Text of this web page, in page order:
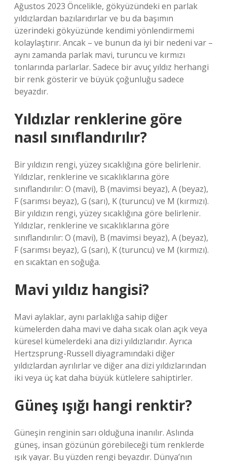
Ağustos 2023 Öncelikle, gökyüzündeki en parlak
yıldızlardan bazılarıdırlar ve bu da başımın
üzerindeki gökyüzünde kendimi yönlendirmemi
kolaylaştırır. Ancak – ve bunun da iyi bir nedeni var –
aynı zamanda parlak mavi, turuncu ve kırmızı
tonlarında parlarlar. Sadece bir avuç yıldız herhangi
bir renk gösterir ve büyük çoğunluğu sadece
beyazdır.
Yıldızlar renklerine göre
nasıl sınıflandırılır?
Bir yıldızın rengi, yüzey sıcaklığına göre belirlenir.
Yıldızlar, renklerine ve sıcaklıklarına göre
sınıflandırılır: O (mavi), B (mavimsi beyaz), A (beyaz),
F (sarımsı beyaz), G (sarı), K (turuncu) ve M (kırmızı).
Bir yıldızın rengi, yüzey sıcaklığına göre belirlenir.
Yıldızlar, renklerine ve sıcaklıklarına göre
sınıflandırılır: O (mavi), B (mavimsi beyaz), A (beyaz),
F (sarımsı beyaz), G (sarı), K (turuncu) ve M (kırmızı).
en sıcaktan en soğuğa.
Mavi yıldız hangisi?
Mavi aylaklar, aynı parlaklığa sahip diğer
kümelerden daha mavi ve daha sıcak olan açık veya
küresel kümelerdeki ana dizi yıldızlarıdır. Ayrıca
Hertzsprung-Russell diyagramındaki diğer
yıldızlardan ayrılırlar ve diğer ana dizi yıldızlarından
iki veya üç kat daha büyük kütlelere sahiptirler.
Güneş ışığı hangi renktir?
Güneşin renginin sarı olduğuna inanılır. Aslında
güneş, insan gözünün görebileceği tüm renklerde
ışık yayar. Bu yüzden rengi beyazdır. Dünya’nın